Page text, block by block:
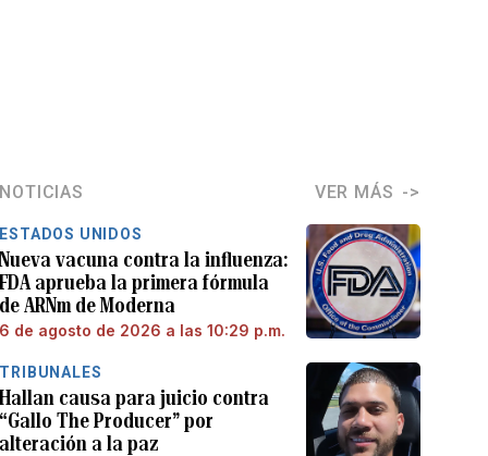
NOTICIAS VER MÁS
ESTADOS UNIDOS
Nueva vacuna contra la influenza:
FDA aprueba la primera fórmula
de ARNm de Moderna
6 de agosto de 2026 a las 10:29 p.m.
TRIBUNALES
Hallan causa para juicio contra
“Gallo The Producer” por
alteración a la paz